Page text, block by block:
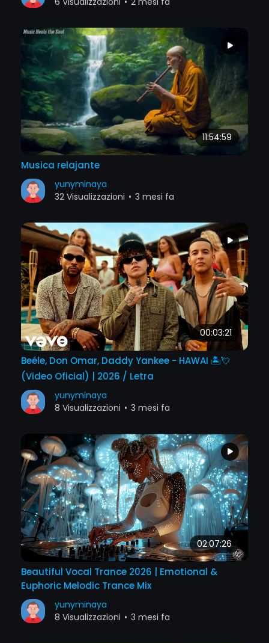
11:54:59
Musica relajante
yunyminaya
32 Visualizzazioni • 3 mesi fa
00:03:21
Beéle, Don Omar, Daddy Yankee - HAWAI 🏝️💘
(Video Oficial) | 2026 / Letra
yunyminaya
8 Visualizzazioni • 3 mesi fa
02:07:26
Beautiful Vocal Trance 2026 | Emotional &
Euphoric Melodic Trance Mix
yunyminaya
8 Visualizzazioni • 3 mesi fa